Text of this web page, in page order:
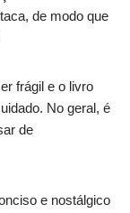
de modo que
frágil e o livro
No geral, é
de
e nostálgico